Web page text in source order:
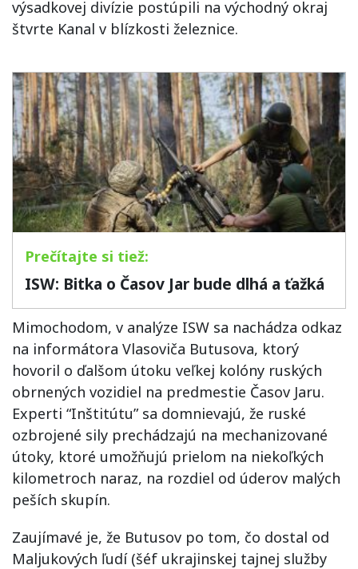
výsadkovej divízie postúpili na východný okraj
štvrte Kanal v blízkosti železnice.
ISW: Bitka o Časov Jar bude dlhá a ťažká
Mimochodom, v analýze ISW sa nachádza odkaz
na informátora Vlasoviča Butusova, ktorý
hovoril o ďalšom útoku veľkej kolóny ruských
obrnených vozidiel na predmestie Časov Jaru.
Experti “Inštitútu” sa domnievajú, že ruské
ozbrojené sily prechádzajú na mechanizované
útoky, ktoré umožňujú prielom na niekoľkých
kilometroch naraz, na rozdiel od úderov malých
peších skupín.
Zaujímavé je, že Butusov po tom, čo dostal od
Maljukových ľudí (šéf ukrajinskej tajnej služby